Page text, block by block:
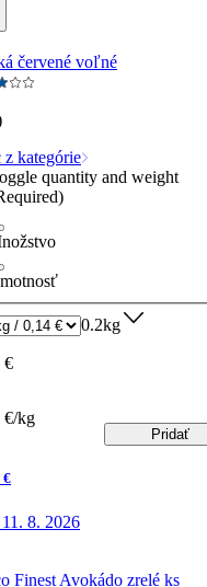
červené voľné
z kategórie
€
8. 2026
quantity and weight
0.2kg
€
€/kg
Pridať
Finest Avokádo zrelé ks